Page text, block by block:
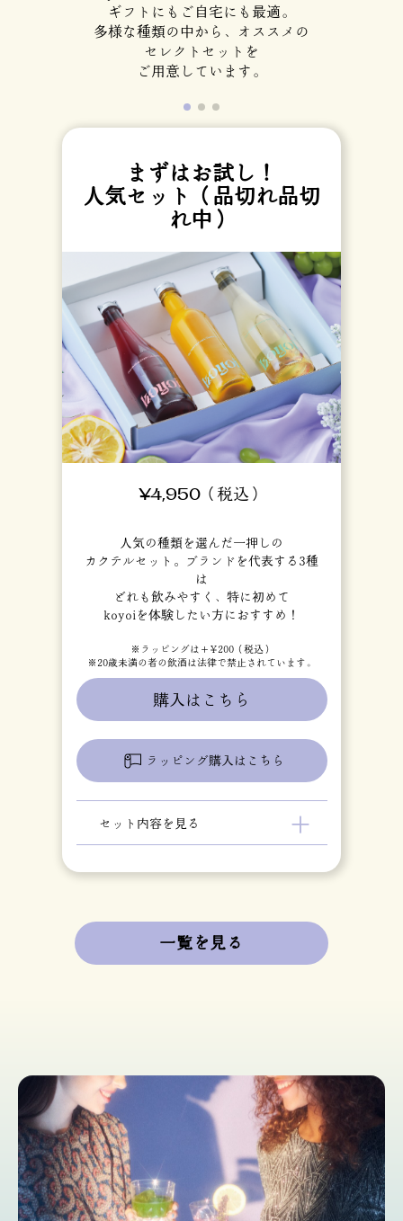
ギフトにもご自宅にも最適。
多様な種類の中から、オススメの
セレクトセットを
ご用意しています。
まずはお試し！
人気セット（品切れ品切
れ中）
¥4,950（税込）
人気の種類を選んだ一押しの
カクテルセット。ブランドを代表する3種
は
どれも飲みやすく、特に初めて
koyoiを体験したい方におすすめ！
※ラッピングは＋¥200（税込）
※20歳未満の者の飲酒は法律で禁止されています。
購入はこちら
ラッピング購入はこちら
セット内容を見る ＋
一覧を見る